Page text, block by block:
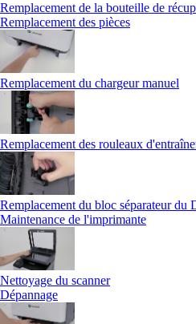
Remplacement de la bouteille de
Remplacement des pièces
Remplacement du chargeur manuel
Remplacement des rouleaux
Remplacement du bloc séparateur du
Maintenance de l'imprimante
Nettoyage du scanner
Dépannage